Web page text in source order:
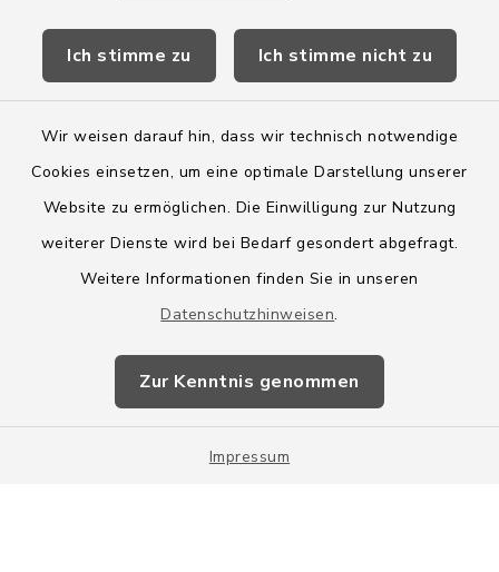
Ich stimme zu Ich stimme nicht zu
Wir weisen darauf hin, dass wir technisch notwendige
Cookies einsetzen, um eine optimale Darstellung unserer
Website zu ermöglichen. Die Einwilligung zur Nutzung
weiterer Dienste wird bei Bedarf gesondert abgefragt.
Weitere Informationen finden Sie in unseren
Datenschutzhinweisen.
Zur Kenntnis genommen
Impressum
Wege-Zweckverband
Barrierefreiheit
Impressum
Sitemap